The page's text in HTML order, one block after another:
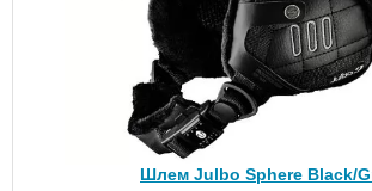
Шлем Julbo Sphere Black/